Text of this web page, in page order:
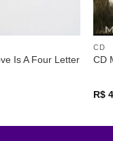
Is A Four Letter
CD
CD
R$